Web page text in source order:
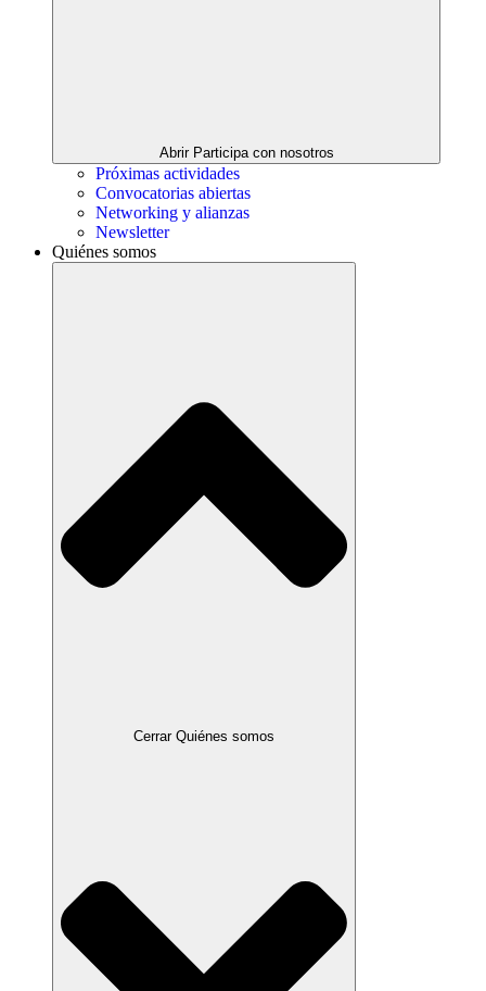
Abrir Participa con nosotros
Próximas actividades
Convocatorias abiertas
Networking y alianzas
Newsletter
Quiénes somos
Cerrar Quiénes somos